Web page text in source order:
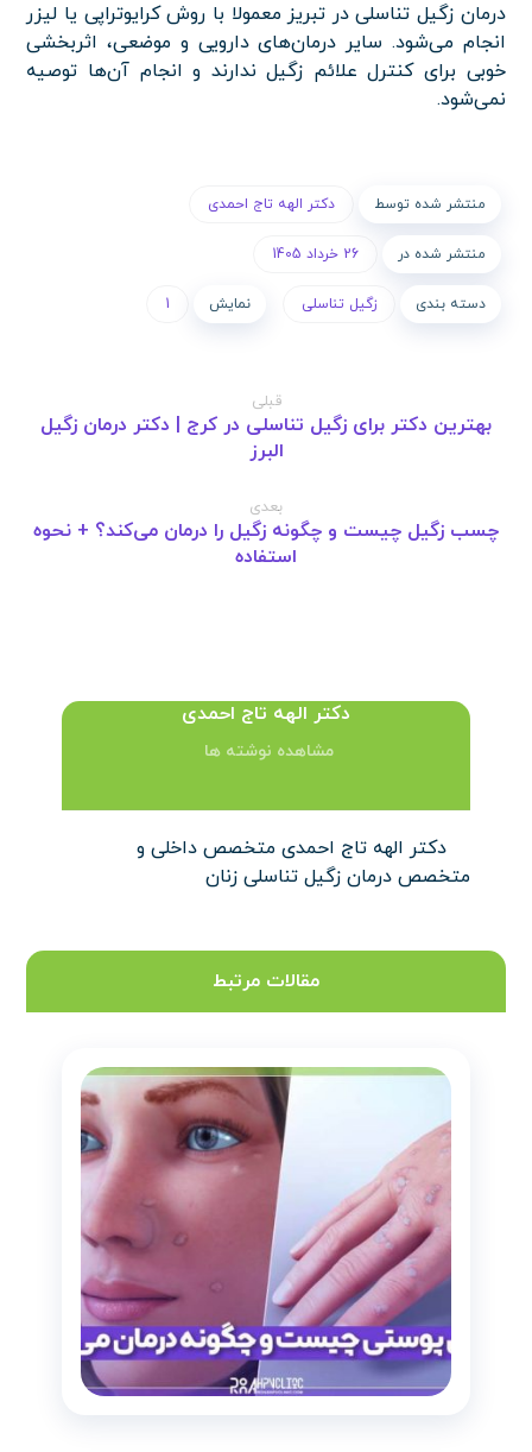
درمان زگیل تناسلی در تبریز معمولا با روش کرایوتراپی یا لیزر
انجام می‌شود. سایر درمان‌های دارویی و موضعی، اثربخشی
خوبی برای کنترل علائم زگیل ندارند و انجام آن‌ها توصیه
نمی‌شود.
منتشر شده توسط دکتر الهه تاج احمدی
منتشر شده در 26 خرداد 1405
دسته بندی زگیل تناسلی نمایش 1
قبلی
بهترین دکتر برای زگیل تناسلی در کرج | دکتر درمان زگیل
البرز
بعدی
چسب زگیل چیست و چگونه زگیل را درمان می‌کند؟ + نحوه
استفاده
دکتر الهه تاج احمدی
مشاهده نوشته ها
دکتر الهه تاج احمدی متخصص داخلی و
متخصص درمان زگیل تناسلی زنان
مقالات مرتبط